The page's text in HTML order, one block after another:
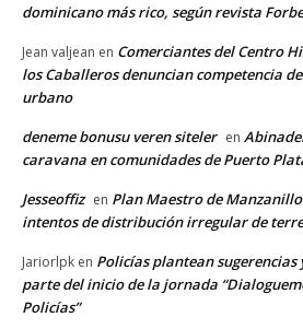
dominicano más rico, según revista
Jean valjean en Comerciantes del Centro
los Caballeros denuncian competencia
urbano
deneme bonusu veren siteler en
caravana en comunidades de Puerto
Jesseoffiz en Plan Maestro de
intentos de distribución irregular de
Jariorlpk en Policías plantean sugerencias
parte del inicio de la jornada
Policías”